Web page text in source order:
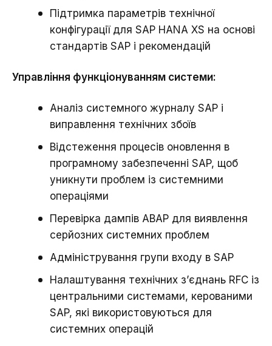
Підтримка параметрів технічної
конфігурації для SAP HANA XS на основі
стандартів SAP і рекомендацій
Управління функціонуванням системи:
Аналіз системного журналу SAP і
виправлення технічних збоїв
Відстеження процесів оновлення в
програмному забезпеченні SAP, щоб
уникнути проблем із системними
операціями
Перевірка дампів ABAP для виявлення
серйозних системних проблем
Адміністрування групи входу в SAP
Налаштування технічних з’єднань RFC із
центральними системами, керованими
SAP, які використовуються для
системних операцій